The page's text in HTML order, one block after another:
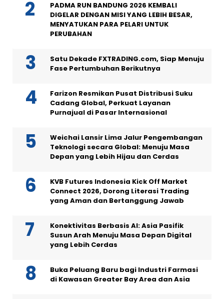
PADMA RUN BANDUNG 2026 KEMBALI
DIGELAR DENGAN MISI YANG LEBIH BESAR,
MENYATUKAN PARA PELARI UNTUK
PERUBAHAN
Satu Dekade FXTRADING.com, Siap Menuju
Fase Pertumbuhan Berikutnya
Farizon Resmikan Pusat Distribusi Suku
Cadang Global, Perkuat Layanan
Purnajual di Pasar Internasional
Weichai Lansir Lima Jalur Pengembangan
Teknologi secara Global: Menuju Masa
Depan yang Lebih Hijau dan Cerdas
KVB Futures Indonesia Kick Off Market
Connect 2026, Dorong Literasi Trading
yang Aman dan Bertanggung Jawab
Konektivitas Berbasis AI: Asia Pasifik
Susun Arah Menuju Masa Depan Digital
yang Lebih Cerdas
Buka Peluang Baru bagi Industri Farmasi
di Kawasan Greater Bay Area dan Asia